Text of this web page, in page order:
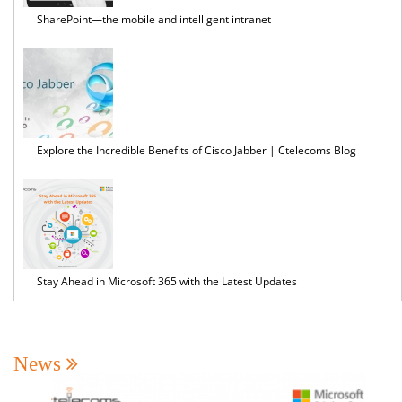
SharePoint—the mobile and intelligent intranet
Explore the Incredible Benefits of Cisco Jabber | Ctelecoms Blog
Stay Ahead in Microsoft 365 with the Latest Updates
News